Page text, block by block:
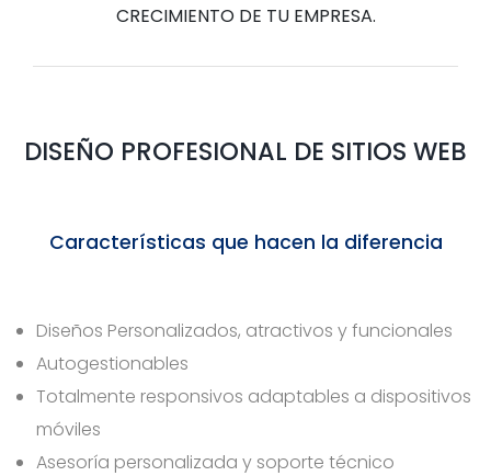
CRECIMIENTO DE TU EMPRESA.
DISEÑO PROFESIONAL DE SITIOS WEB
Características que hacen la diferencia
Diseños Personalizados, atractivos y funcionales
Autogestionables
Totalmente responsivos adaptables a dispositivos
móviles
Asesoría personalizada y soporte técnico